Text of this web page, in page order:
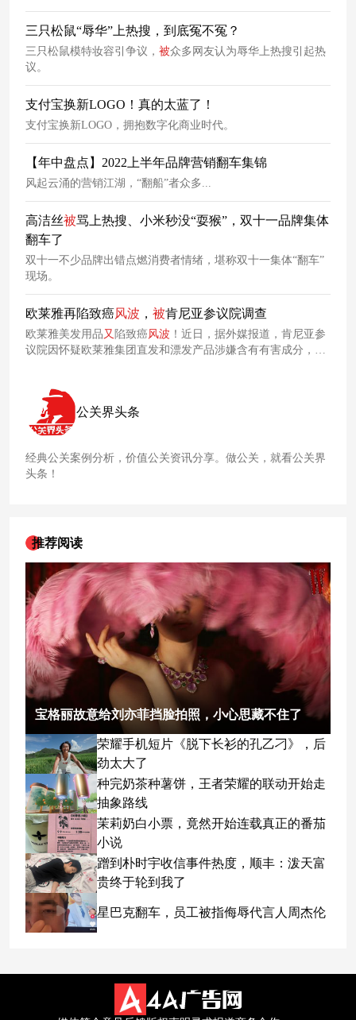
三只松鼠“辱华”上热搜，到底冤不冤？
三只松鼠模特妆容引争议， 被众多网友认为辱华上热搜引起热
议。
支付宝换新LOGO！真的太蓝了！
支付宝换新LOGO，拥抱数字化商业时代。
【年中盘点】2022上半年品牌营销翻车集锦
风起云涌的营销江湖，“翻船”者众多...
高洁丝被骂上热搜、小米秒没“耍猴”，双十一品牌集体
翻车了
双十一不少品牌出错点燃消费者情绪，堪称双十一集体“翻车”
现场。
欧莱雅再陷致癌风波 ， 被肯尼亚参议院调查
欧莱雅美发用品 又 陷致癌 风波 ！近日，据外媒报道，肯尼亚参
议院因怀疑欧莱雅集团直发和漂发产品涉嫌含有有害成分，对
康委员会已
查，并须将调查结果及建议反馈给议会。该消费者诉称欧莱雅
直发剂产品让其罹患子宫癌的风险上升，因此要求获得赔偿。
公关界头条
经典公关案例分析，价值公关资讯分享。做公关，就看公关界
头条！
推荐阅读
宝格丽故意给刘亦菲挡脸拍照，小心思藏不住了
荣耀手机短片《脱下长衫的孔乙刁》，后
劲太大了
种完奶茶种薯饼，王者荣耀的联动开始走
抽象路线
茉莉奶白小票，竟然开始连载真正的番茄
小说
蹭到朴时宇收信事件热度，顺丰：泼天富
贵终于轮到我了
星巴克翻车，员工被指侮辱代言人周杰伦